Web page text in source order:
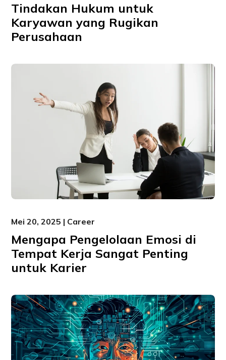
Tindakan Hukum untuk
Karyawan yang Rugikan
Perusahaan
Mei 20, 2025 | Career
Mengapa Pengelolaan Emosi di
Tempat Kerja Sangat Penting
untuk Karier